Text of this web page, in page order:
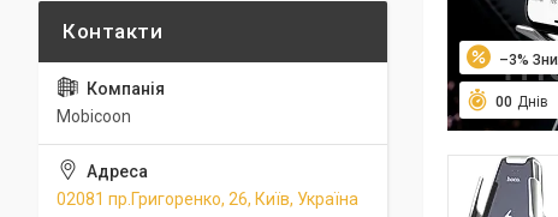
–3%
00 Днів
Mobicoon
02081 пр.Григоренко, 26, Київ, Україна